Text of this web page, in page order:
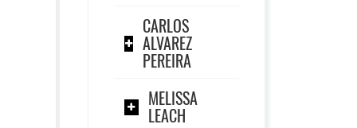
CARLOS
ALVAREZ
PEREIRA
MELISSA
LEACH